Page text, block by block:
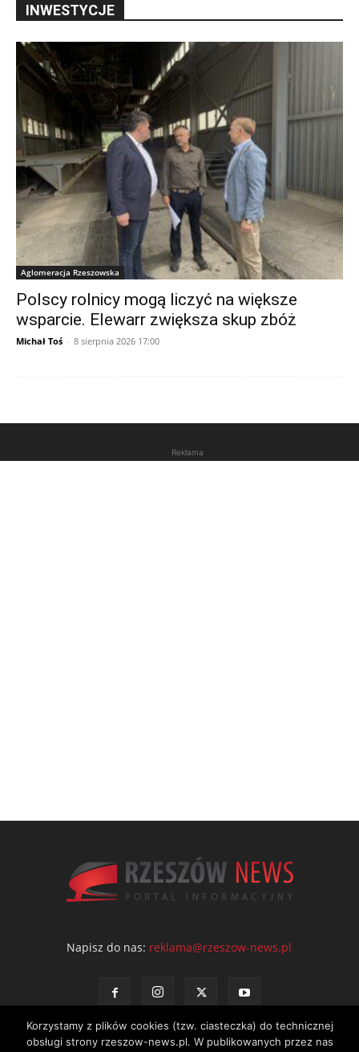
INWESTYCJE
Aglomeracja Rzeszowska
Polscy rolnicy mogą liczyć na większe
wsparcie. Elewarr zwiększa skup zbóż
Michał Toś - 8 sierpnia 2026 17:00
Reklama
Napisz do nas: reklama@rzeszow-news.pl
Korzystamy z plików cookies (tzw. ciasteczka) do technicznej
obsługi strony rzeszow-news.pl. W publikowanych przez nas